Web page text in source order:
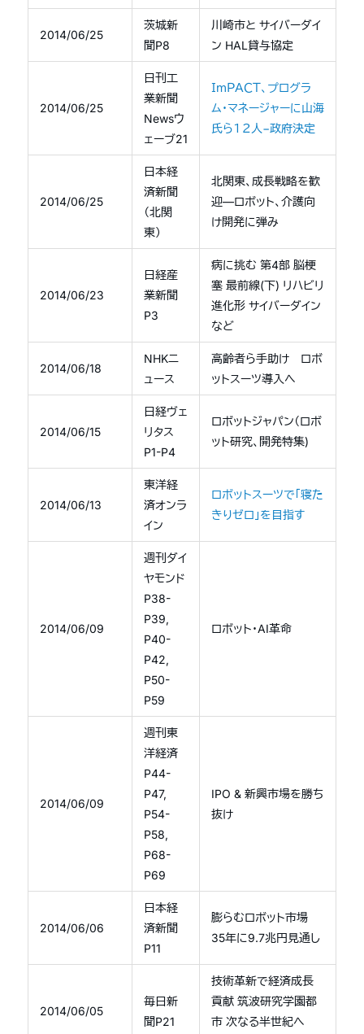
2014/06/25
茨城新
聞P8
川崎市と サイバーダイ
ン HAL貸与協定
2014/06/25
日刊工
業新聞
Newsウ
ェーブ21
ＩｍＰＡＣＴ、プログラ
ム・マネージャーに山海
氏ら１２人−政府決定
2014/06/25
日本経
済新聞
（北関
東）
北関東、成長戦略を歓
迎—ロボット、介護向
け開発に弾み
2014/06/23
日経産
業新聞
P3
病に挑む 第4部 脳梗
塞 最前線(下) リハビリ
進化形 サイバーダイン
など
2014/06/18
NHKニ
ュース
高齢者ら手助け ロボ
ットスーツ導入へ
2014/06/15
日経ヴェ
リタス
P1-P4
ロボットジャパン（ロボ
ット研究、開発特集)
2014/06/13
東洋経
済オンラ
イン
ロボットスーツで「寝た
きりゼロ」を目指す
2014/06/09
週刊ダイ
ヤモンド
P38-
P39,
P40-
P42,
P50-
P59
ロボット・AI革命
2014/06/09
週刊東
洋経済
P44-
P47,
P54-
P58,
P68-
P69
IPO & 新興市場を勝ち
抜け
2014/06/06
日本経
済新聞
P11
膨らむロボット市場
35年に9.7兆円見通し
2014/06/05
毎日新
聞P21
技術革新で経済成長
貢献 筑波研究学園都
市 次なる半世紀へ